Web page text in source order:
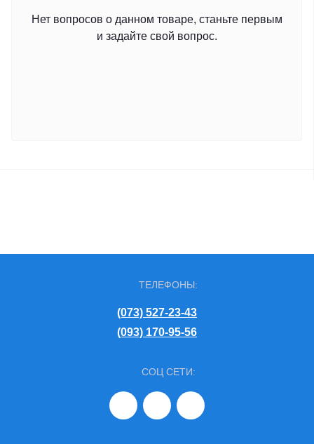
Нет вопросов о данном товаре, станьте первым
и задайте свой вопрос.
ТЕЛЕФОНЫ:
(073) 527-23-43
(093) 170-95-56
СОЦ СЕТИ: